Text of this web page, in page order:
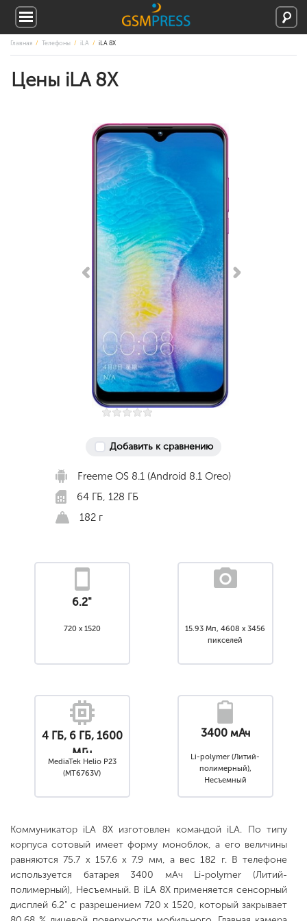
Главная Телефоны iLA iLA 8X
Цены iLA 8X
Добавить к сравнению
Freeme OS 8.1 (Android 8.1 Oreo)
64 ГБ, 128 ГБ
182 г
6.2"
720 x 1520
15.93 Мп, 4608 x 3456
пикселей
4 ГБ, 6 ГБ, 1600
МГц
MediaTek Helio P23
(MT6763V)
3400 мАч
Li-polymer (Литий-
полимерный),
Несъемный
Коммуникатор iLA 8X изготовлен командой iLA. По типу
корпуса сотовый имеет форму моноблок, а его величины
равняются 75.7 x 157.6 x 7.9 мм, а вес 182 г. В телефоне
используется батарея 3400 мАч Li-polymer (Литий-
полимерный), Несъемный. В iLA 8X применяется сенсорный
дисплей 6.2" с разрешением 720 x 1520, который закрывает